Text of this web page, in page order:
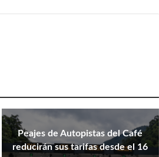
Peajes de Autopistas del Café
reducirán sus tarifas desde el 16